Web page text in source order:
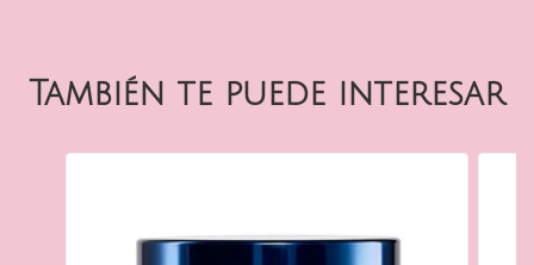
También te puede interesar